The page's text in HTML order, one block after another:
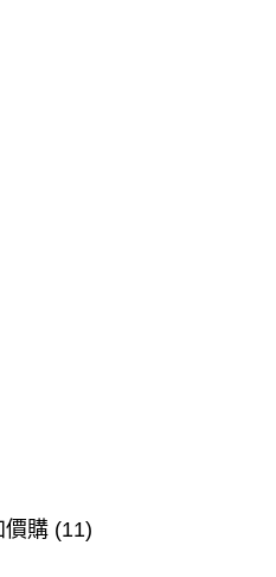
價購 (11)